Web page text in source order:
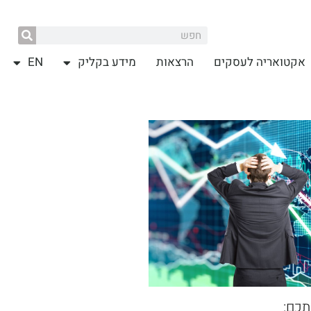
אקטואריה לעסקים הרצאות מידע בקליק EN